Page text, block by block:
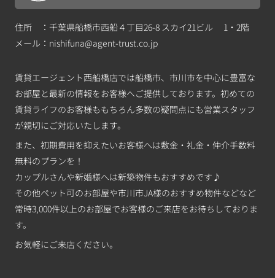
住所 ：千葉県船橋市西船４丁目26-8 スカイ21ビル 1・2階
メール： nishifuna@agent-trust.co.jp
賃貸エージェント西船橋店では船橋市、市川市を中心に豊富な
お部屋と最新の情報をお客様へご提供しております。初めての
賃貸ライフのお客様ももちろん多数の疑問点にも営業スタッフ
が親切にご対応いたします。
また、初期費用を抑えたいお客様へは敷金・礼金・仲介手数料
無料のプランを！
カップルさんや新婚様へは新築物件もおすすめです♪
その他ペット可のお部屋や市川市JA様のおすすめ物件などなど
常時3,000件以上のお部屋でお客様のご来店をお待ちしておりま
す。
お気軽にご来店ください。